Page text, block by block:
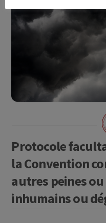
Protocole
la Convention
autres peines
inhumains ou